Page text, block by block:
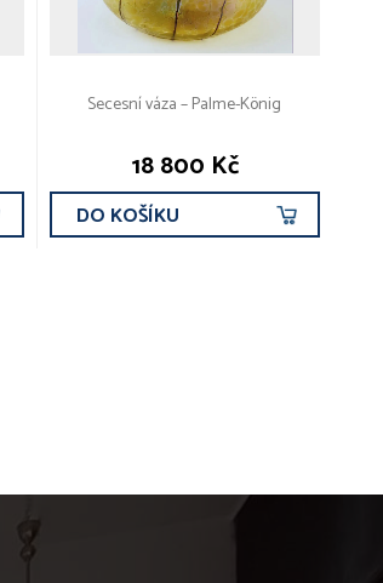
Secesní váza – Palme-König
18 800 Kč
DO KOŠÍKU